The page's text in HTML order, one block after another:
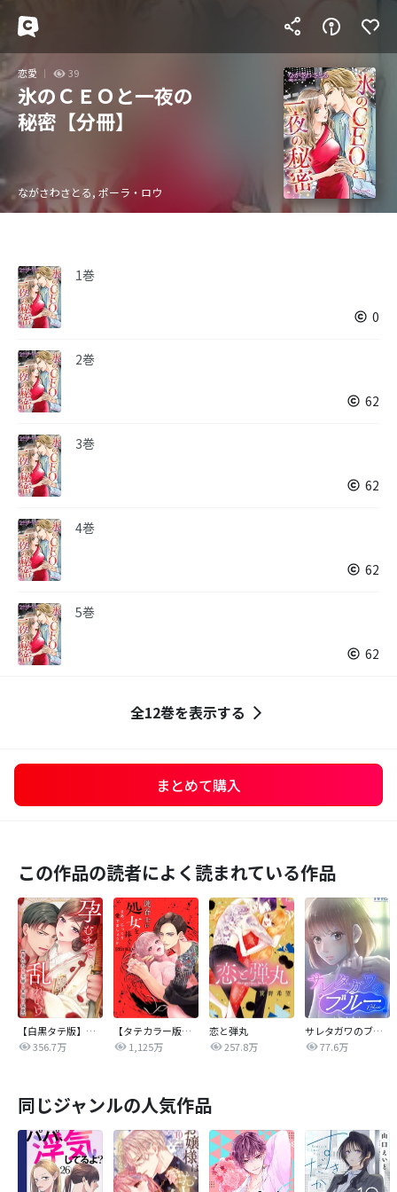
恋愛 39
氷のＣＥＯと一夜の
秘密【分冊】
ながさわさとる, ポーラ・ロウ
1巻
0
2巻
62
3巻
62
4巻
62
5巻
62
全12巻を表示する
まとめて購入
この作品の読者によく読まれている作品
【白黒タテ版】孕むまで乱れいけ～身代わり花嫁と軍服の猛愛
356.7万
【タテカラー版】漣蒼士に処女を捧ぐ～さあ、じっくり愛でましょうか
1,125万
恋と弾丸
257.8万
サレタガワのブルー【タテヨミ】
77.6万
同じジャンルの人気作品